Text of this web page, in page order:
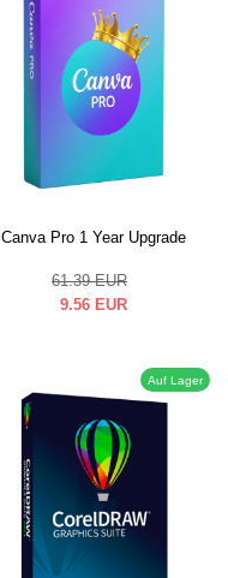
Canva Pro 1 Year Upgrade
61.39 EUR
9.56 EUR
Auf Lager